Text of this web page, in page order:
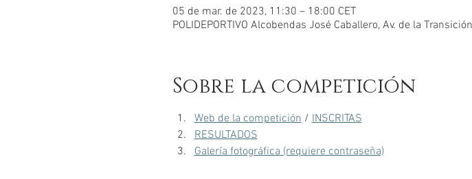
05 de mar. de 2023, 11:30 – 18:00 CET
POLIDEPORTIVO Alcobendas José Caballero, Av. de la
Sobre la competición
Web de la competición / INSCRITAS
RESULTADOS
Galería fotográfica (requiere contraseña)